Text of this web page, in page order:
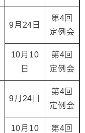
9月24日
第4回
定例会
10月10
日
第4回
定例会
9月24日
第4回
定例会
10月10
第4回